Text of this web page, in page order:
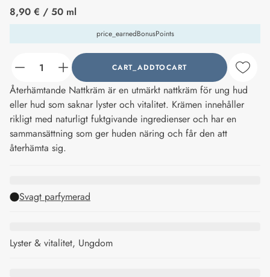
price_label
8,90 € / 50 ml
price_earnedBonusPoints
counter_current CART_ADDTOCART
Återhämtande Nattkräm är en utmärkt nattkräm för ung hud
eller hud som saknar lyster och vitalitet. Krämen innehåller
rikligt med naturligt fuktgivande ingredienser och har en
sammansättning som ger huden näring och får den att
återhämta sig.
Svagt parfymerad
Lyster & vitalitet, Ungdom